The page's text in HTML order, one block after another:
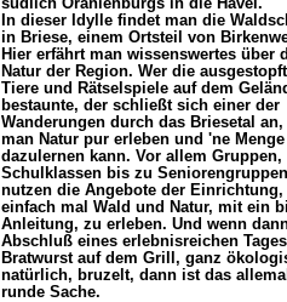
In dieser Idylle findet man die
in Briese, einem Ortsteil von
Hier erfährt man wissenswertes über
Natur der Region. Wer die
Tiere und Rätselspiele auf dem
bestaunte, der schließt sich einer der
Wanderungen durch das Briesetal an,
man Natur pur erleben und 'ne Menge
dazulernen kann. Vor allem Gruppen,
Schulklassen bis zu
nutzen die Angebote der Einrichtung,
einfach mal Wald und Natur, mit ein
Anleitung, zu erleben. Und wenn
Abschluß eines erlebnisreichen
Bratwurst auf dem Grill, ganz
natürlich, bruzelt, dann ist das
runde Sache.